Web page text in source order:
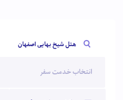
هتل شیخ بهایی اصفهان
انتخاب خدمت سفر